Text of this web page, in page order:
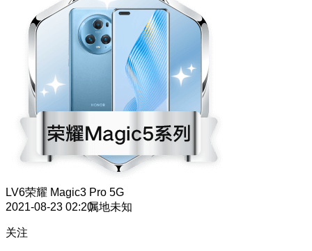
LV6荣耀 Magic3 Pro 5G
2021-08-23 02:20属地未知
关注